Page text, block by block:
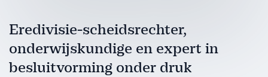
Eredivisie-scheidsrechter,
onderwijskundige en expert in
besluitvorming onder druk